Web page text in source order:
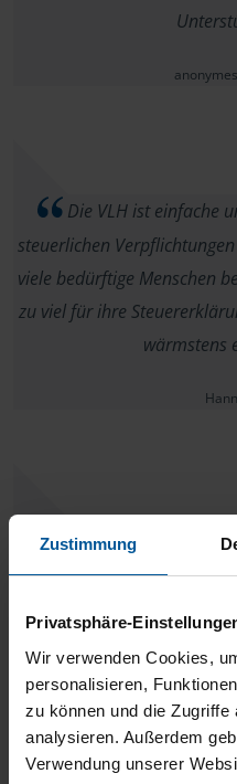
Zustimmung
Privatsphäre-
Wir verwenden Cookies,
personalisieren,
zu können und die
analysieren. Außerdem
Verwendung unserer
Die VLH ist einfache
steuerlichen
viele bedürftige Menschen
zu viel für ihre
wärmstens
Frau
Ich bin sehr zufrieden
VLh bleiben. Eine weiter